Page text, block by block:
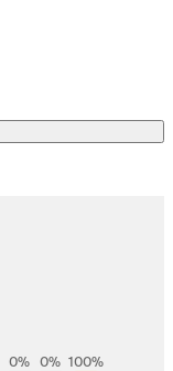
0% 0% 100%